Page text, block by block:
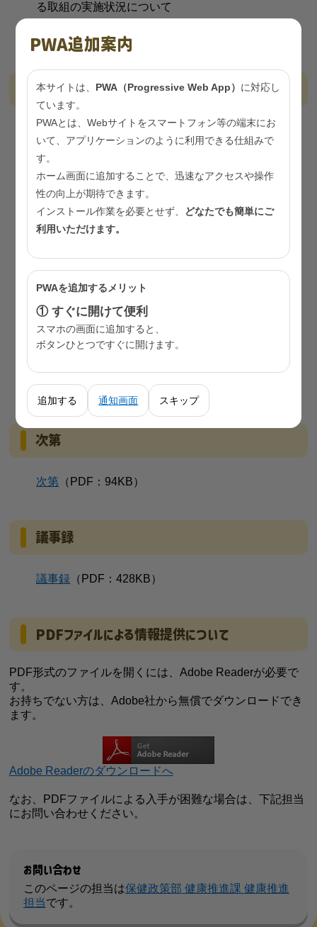
る取組の実施状況について
2 その他
資料
資料1-1東京都健康推進プラン２１推進会議 設置要
資料1-2令和７年度東京都健康推進プラン２１推進
会議 施策検討部会 委員名簿
資料2 東京都健康推進プラン２１推進会議 会議予定
資料3 東京都健康推進プラン２１(第三次)に関連す
る事業の実施状況・方向性
参考資料1 東京都健康推進プラン２１（第三次）に
関連する都の主な事業
東京都健康推進プラン２１（第三次）指
標一覧（PDF：234KB）
次第
次第 （PDF：94KB）
議事録
議事録 （PDF：428KB）
PDFファイルによる情報提供について
PDF形式のファイルを開くには、Adobe Readerが必要で
す。
お持ちでない方は、Adobe社から無償でダウンロードでき
ます。
Adobe Readerのダウンロードへ
なお、PDFファイルによる入手が困難な場合は、下記担当
にお問い合わせください。
お問い合わせ
このページの担当は保健政策部 健康推進課 健康推進
担当です。
PWA追加案内
本サイトは、 PWA（Progressive Web App） に対応し
ています。
PWAとは、Webサイトをスマートフォン等の端末にお
いて、アプリケーションのように利用できる仕組みで
す。
ホーム画面に追加することで、迅速なアクセスや操作
性の向上が期待できます。
インストール作業を必要とせず、 どなたでも簡単にご
利用いただけます。
PWAを追加するメリット
① すぐに開けて便利
スマホの画面に追加すると、
ボタンひとつですぐに開けます。
追加する 通知画面 スキップ